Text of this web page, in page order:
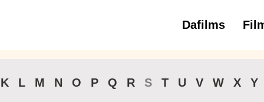
Dafilms 3
K L M N O P Q R S T U V W X Y